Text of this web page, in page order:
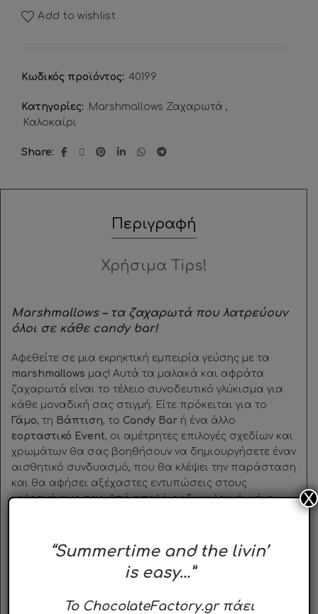
Add to wishlist
Κωδικός προϊόντος: 40199
Κατηγορίες: Marshmallows Ζαχαρωτά ,
Καλοκαίρι
Share
Περιγραφή
Χρήσιμα Tips!
Marshmallows – τα ζαχαρωτά που λατρεύουν
όλοι σε κάθε candy bar!
Αφεθείτε σε μια εκρηκτική εμπειρία γεύσης με τα
marshmallows μας! Αυτά τα μαλακά και αφράτα
ζαχαρωτά είναι το τέλειο συνοδευτικό γλύκισμα για
κάθε μοναδική σας στιγμή. Είτε πρόκειται για το
Γάμο, τη Βάπτιση, το Candy Bar ή ένα άλλο
εορταστικό Event, οι αμέτρητες επιλογές σχεδίων και
χρωμάτων θα σας βοηθήσουν να δημιουργήσετε έναν
αισθητικό συνδυασμό, που θα κλέψει την παράσταση
και θα αφήσει αξέχαστες εντυπώσεις στους
καλεσμένους σας. Από απαλά ροζ και λευκά, μέχρι
αρμονικά με το θέμα και τα χρώματα της εκδήλωσής
αποκλειστικά στην Ισπανία και την Ιταλία.
“Summertime and the livin’
is easy…”
To ChocolateFactory.gr πάει
X